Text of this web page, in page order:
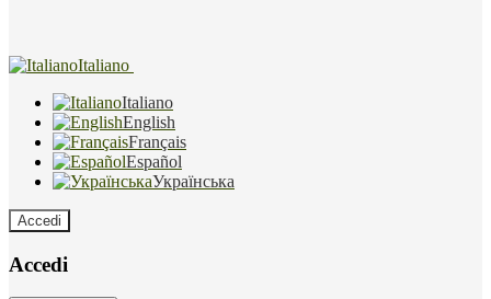
Italiano
Italiano
English
Français
Español
Українська
Accedi
Accedi